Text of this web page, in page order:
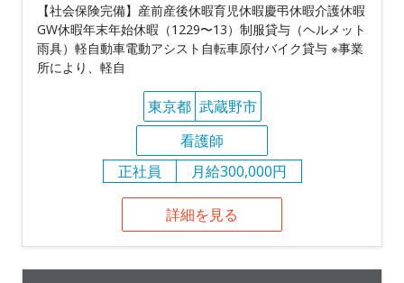
【社会保険完備】産前産後休暇育児休暇慶弔休暇介護休暇
GW休暇年末年始休暇（1229〜13）制服貸与（ヘルメット
雨具）軽自動車電動アシスト自転車原付バイク貸与 ※事業
所により、軽自
東京都 武蔵野市
看護師
正社員
月給300,000円
詳細を見る